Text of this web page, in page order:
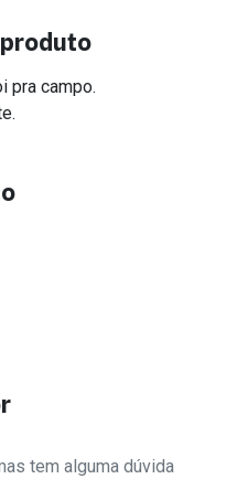
pra campo.
tem alguma dúvida